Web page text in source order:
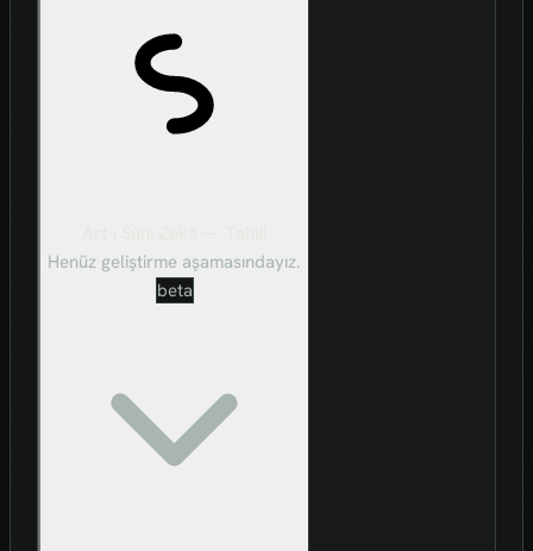
Henüz geliştirme aşamasındayız.
beta